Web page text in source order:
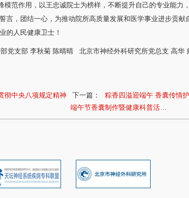
范作用，以王忠诚院士为榜样，不断提升自己的专业能力
言，团结一心，为推动院所高质量发展和医学事业进步贡献
的人民健康卫士！
党支部 李秋菊 陈晴晴 北京市神经外科研究所党总支 高华
彻中央八项规定精神
下一篇：
粽香四溢迎端午 香囊传情
端午节香囊制作暨健康科普活…